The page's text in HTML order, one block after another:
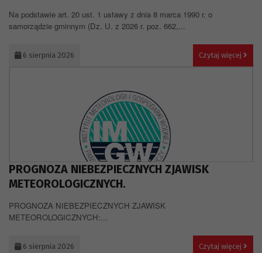
Na podstawie art. 20 ust. 1 ustawy z dnia 8 marca 1990 r. o
samorządzie gminnym (Dz. U. z 2026 r. poz. 662,...
6 sierpnia 2026 Czytaj więcej
PROGNOZA NIEBEZPIECZNYCH ZJAWISK
METEOROLOGICZNYCH.
PROGNOZA NIEBEZPIECZNYCH ZJAWISK
METEOROLOGICZNYCH:...
6 sierpnia 2026 Czytaj więcej